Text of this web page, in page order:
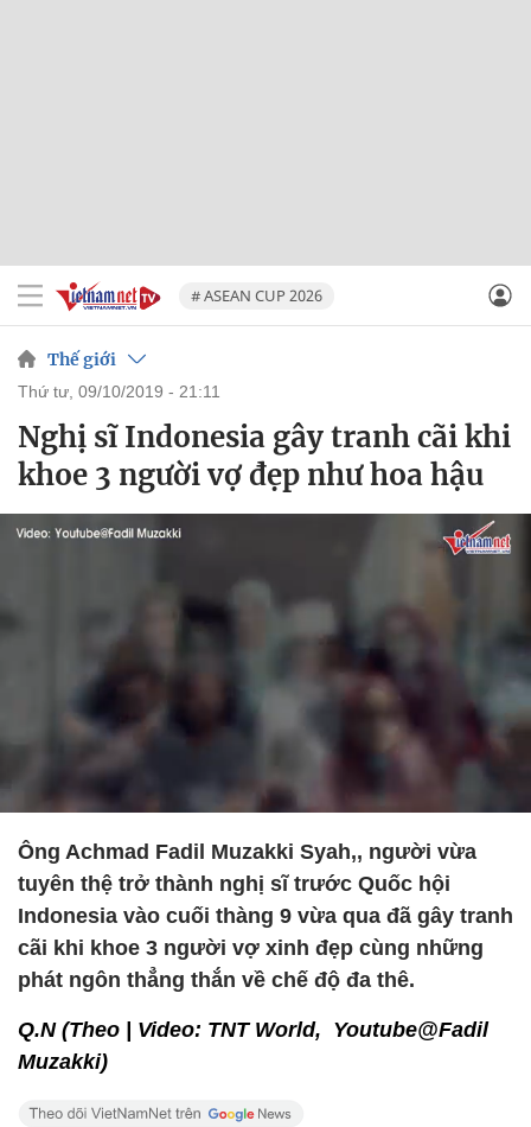
# ASEAN CUP 2026
Thế giới
thứ tư, 09/10/2019 - 21:11
Nghị sĩ Indonesia gây tranh cãi khi
khoe 3 người vợ đẹp như hoa hậu
Ông Achmad Fadil Muzakki Syah,, người vừa
tuyên thệ trở thành nghị sĩ trước Quốc hội
Indonesia vào cuối thàng 9 vừa qua đã gây tranh
cãi khi khoe 3 người vợ xinh đẹp cùng những
phát ngôn thẳng thắn về chế độ đa thê.
Q.N (Theo | Video: TNT World, Youtube@Fadil
Muzakki)